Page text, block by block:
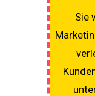
Sie